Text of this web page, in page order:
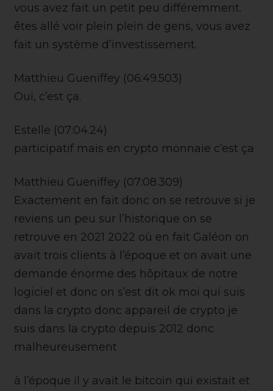
vous avez fait un petit peu différemment.
êtes allé voir plein plein de gens, vous avez
fait un système d’investissement.
Matthieu Gueniffey (06:49.503)
Oui, c’est ça.
Estelle (07:04.24)
participatif mais en crypto monnaie c’est ça
Matthieu Gueniffey (07:08.309)
Exactement en fait donc on se retrouve si je
reviens un peu sur l’historique on se
retrouve en 2021 2022 où en fait Galéon on
avait trois clients à l’époque et on avait une
demande énorme des hôpitaux de notre
logiciel et donc on s’est dit ok moi qui suis
dans la crypto donc appareil de crypto je
suis dans la crypto depuis 2012 donc
malheureusement
à l’époque il y avait le bitcoin qui existait et